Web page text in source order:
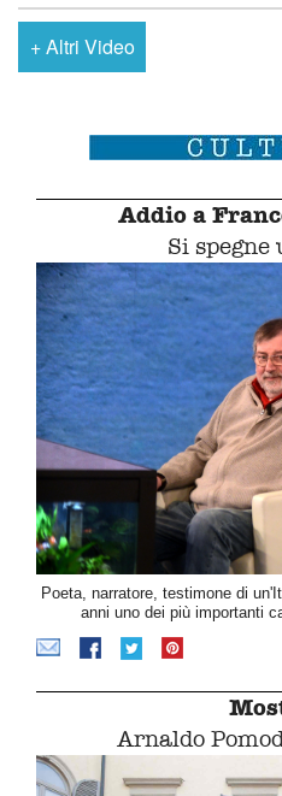
+Altri Video
Addio a
Si spegne
Poeta, narratore, testimone di
anni uno dei più importanti
Arnaldo